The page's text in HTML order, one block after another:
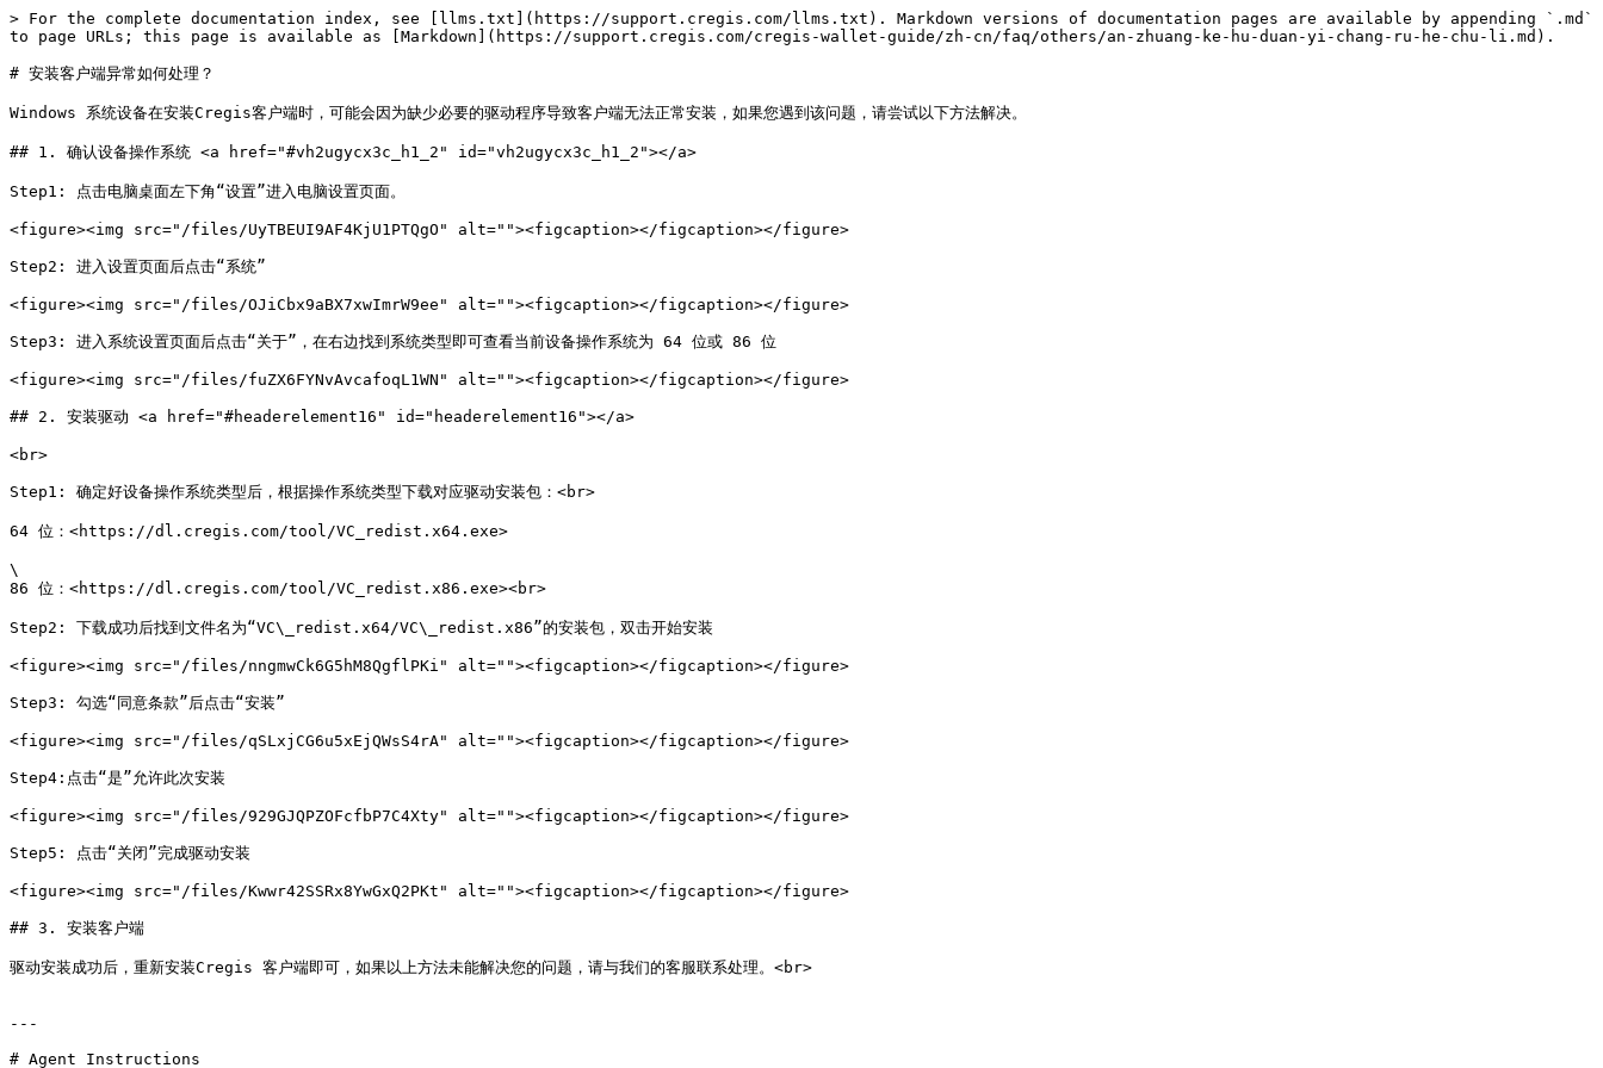
> For the complete documentation index, see [llms.txt](https://support.cregis.com/llms.txt). Markdown versions of documentation pages are available by appending `.md`
to page URLs; this page is available as [Markdown](https://support.cregis.com/cregis-wallet-guide/zh-cn/faq/others/an-zhuang-ke-hu-duan-yi-chang-ru-he-chu-li.md).
# 安装客户端异常如何处理？
Windows 系统设备在安装Cregis客户端时，可能会因为缺少必要的驱动程序导致客户端无法正常安装，如果您遇到该问题，请尝试以下方法解决。
## 1. 确认设备操作系统 <a href="#vh2ugycx3c_h1_2" id="vh2ugycx3c_h1_2"></a>
Step1: 点击电脑桌面左下角“设置”进入电脑设置页面。
<figure><img src="/files/UyTBEUI9AF4KjU1PTQgO" alt=""><figcaption></figcaption></figure>
Step2: 进入设置页面后点击“系统”
<figure><img src="/files/OJiCbx9aBX7xwImrW9ee" alt=""><figcaption></figcaption></figure>
Step3: 进入系统设置页面后点击“关于”，在右边找到系统类型即可查看当前设备操作系统为 64 位或 86 位
<figure><img src="/files/fuZX6FYNvAvcafoqL1WN" alt=""><figcaption></figcaption></figure>
## 2. 安装驱动 <a href="#headerelement16" id="headerelement16"></a>
<br>
Step1: 确定好设备操作系统类型后，根据操作系统类型下载对应驱动安装包：<br>
64 位：<https://dl.cregis.com/tool/VC_redist.x64.exe>
\
86 位：<https://dl.cregis.com/tool/VC_redist.x86.exe><br>
Step2: 下载成功后找到文件名为“VC\_redist.x64/VC\_redist.x86”的安装包，双击开始安装
<figure><img src="/files/nngmwCk6G5hM8QgflPKi" alt=""><figcaption></figcaption></figure>
Step3: 勾选“同意条款”后点击“安装”
<figure><img src="/files/qSLxjCG6u5xEjQWsS4rA" alt=""><figcaption></figcaption></figure>
Step4:点击“是”允许此次安装
<figure><img src="/files/929GJQPZOFcfbP7C4Xty" alt=""><figcaption></figcaption></figure>
Step5: 点击“关闭”完成驱动安装
<figure><img src="/files/Kwwr42SSRx8YwGxQ2PKt" alt=""><figcaption></figcaption></figure>
## 3. 安装客户端
驱动安装成功后，重新安装Cregis 客户端即可，如果以上方法未能解决您的问题，请与我们的客服联系处理。<br>
---
# Agent Instructions